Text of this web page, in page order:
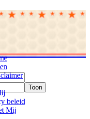
Toon
beleid
Mij